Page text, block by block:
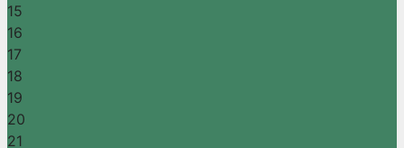
15
16
17
18
19
20
21